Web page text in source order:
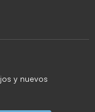
y nuevos